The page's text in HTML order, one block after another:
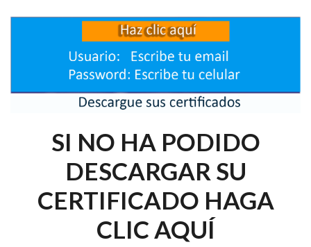
SI NO HA PODIDO
DESCARGAR SU
CERTIFICADO HAGA
CLIC AQUÍ